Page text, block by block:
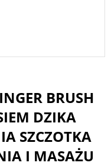
BRUSH
DZIKA
SZCZOTKA
I MASAŻU